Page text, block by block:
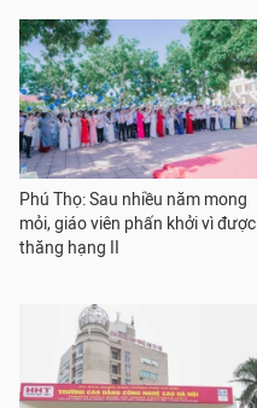
Phú Thọ: Sau nhiều năm mong
mỏi, giáo viên phấn khởi vì được
thăng hạng II